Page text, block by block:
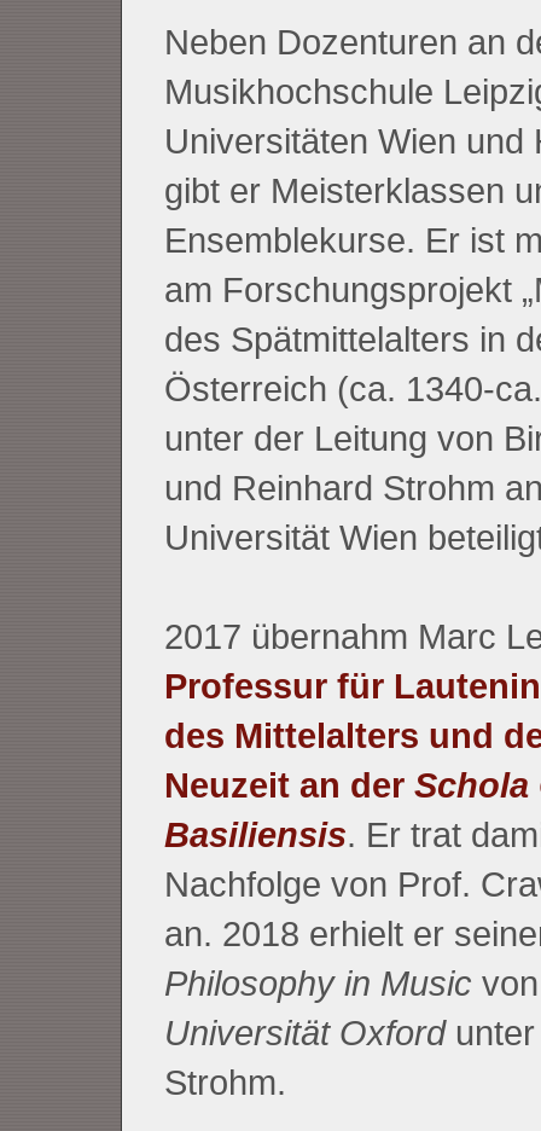
Neben Dozenturen an
Musikhochschule
Universitäten Wien und
gibt er Meisterklassen
Ensemblekurse. Er ist
am Forschungsprojekt
des Spätmittelalters in
Österreich (ca. 1340-
unter der Leitung von
und Reinhard Strohm
Universität Wien
2017 übernahm Marc
Professur für
des Mittelalters und
Neuzeit an der Schola
Basiliensis. Er trat
Nachfolge von Prof.
an. 2018 erhielt er
Philosophy in Music
Universität Oxfordunter
Strohm.